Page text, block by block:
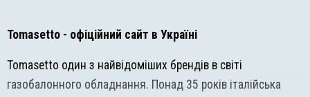
Tomasetto - офіційний сайт в Україні
Tomasetto один з найвідоміших брендів в світі
газобалонного обладнання. Понад 35 років італійська